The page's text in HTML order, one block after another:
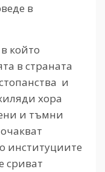
в
който
в страната
и
хора
и тъмни
институциите
сриват